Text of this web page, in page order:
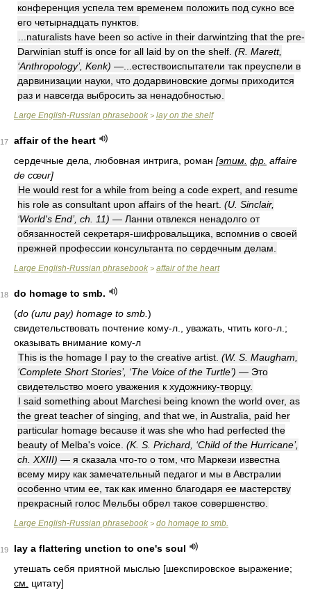
конференция успела тем временем положить под сукно все
его четырнадцать пунктов.
...naturalists have been so active in their darwintzing that the pre-
Darwinian stuff is once for all laid by on the shelf. (R. Marett,
‘Anthropology’, Kenk) —...естествоиспытатели так преуспели в
дарвинизации науки, что додарвиновские догмы приходится
раз и навсегда выбросить за ненадобностью.
Large English-Russian phrasebook > lay on the shelf
17
affair of the heart
сердечные дела, любовная интрига, роман [этим. фр. affaire
de cœur]
He would rest for a while from being a code expert, and resume
his role as consultant upon affairs of the heart. (U. Sinclair,
‘World's End’, ch. 11) — Ланни отвлекся ненадолго от
обязанностей секретаря-шифровальщика, вспомнив о своей
прежней профессии консультанта по сердечным делам.
Large English-Russian phrasebook > affair of the heart
18
do homage to smb.
(do (или pay) homage to smb. )
свидетельствовать почтение кому-л., уважать, чтить кого-л.;
оказывать внимание кому-л
This is the homage I pay to the creative artist. (W. S. Maugham,
‘Complete Short Stories’, ‘The Voice of the Turtle’) — Это
свидетельство моего уважения к художнику-творцу.
I said something about Marchesi being known the world over, as
the great teacher of singing, and that we, in Australia, paid her
particular homage because it was she who had perfected the
beauty of Melba's voice. (K. S. Prichard, ‘Child of the Hurricane’,
ch. XXIII) — я сказала что-то о том, что Маркези известна
всему миру как замечательный педагог и мы в Австралии
особенно чтим ее, так как именно благодаря ее мастерству
прекрасный голос Мельбы обрел такое совершенство.
Large English-Russian phrasebook > do homage to smb.
19
lay a flattering unction to one's soul
утешать себя приятной мыслью [шекспировское выражение;
см.
цитату]